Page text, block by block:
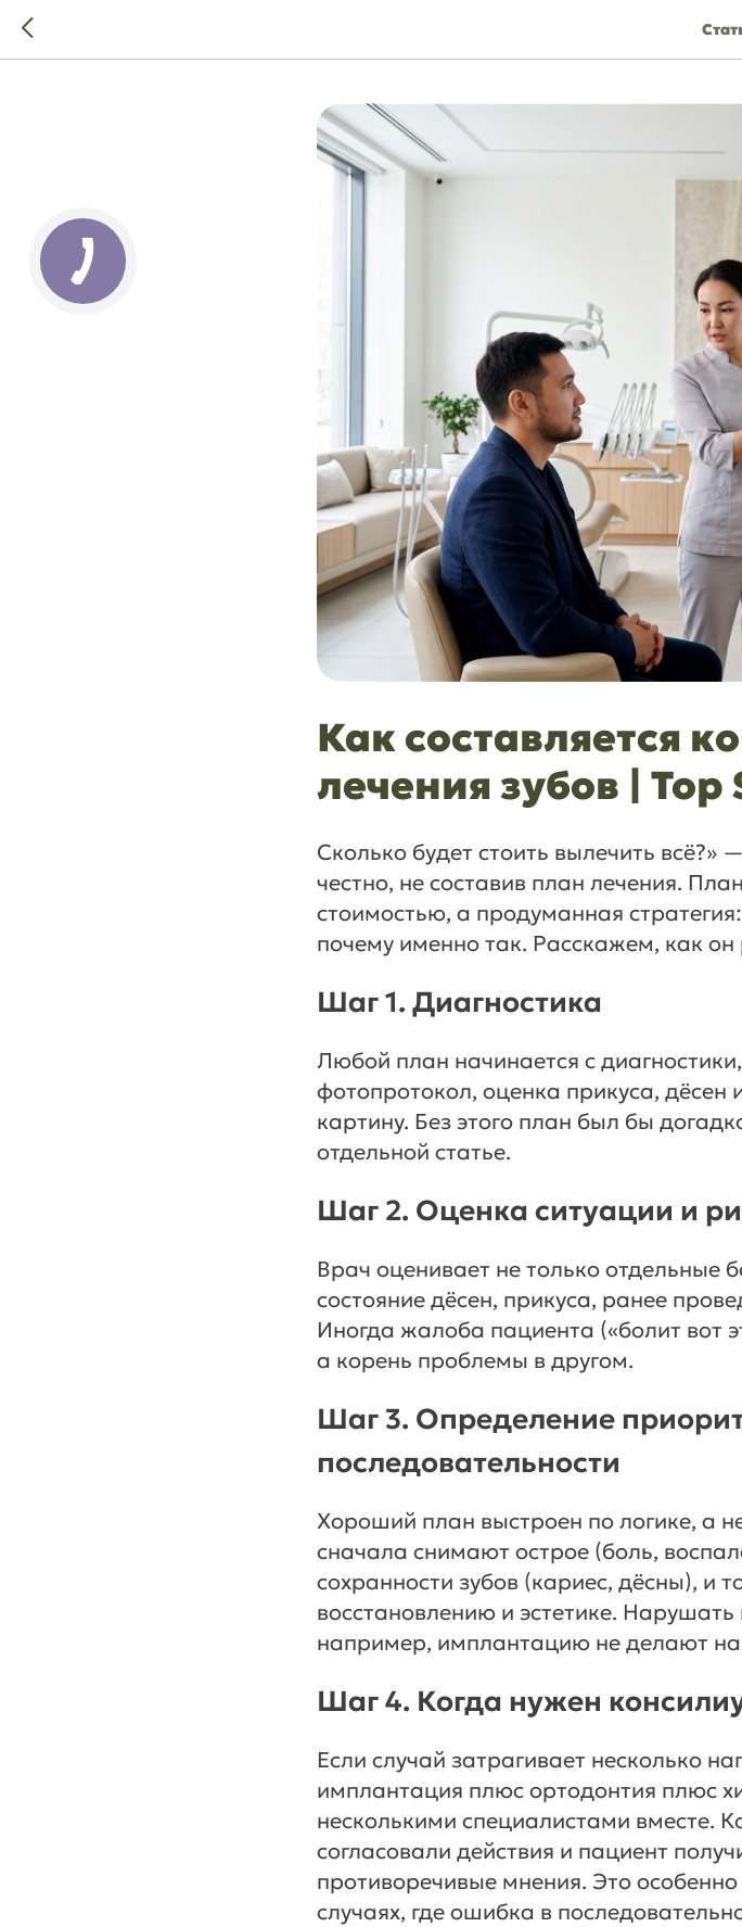
Как составляется
лечения зубов | Top
Сколько будет стоить вылечить всё?»
честно, не составив план лечения.
стоимостью, а продуманная
почему именно так. Расскажем, как
Шаг 1. Диагностика
Любой план начинается с
фотопротокол, оценка прикуса,
картину. Без этого план был бы
отдельной статье.
Шаг 2. Оценка ситуации и
Врач оценивает не только отдельные
состояние дёсен, прикуса, ранее
Иногда жалоба пациента («болит вот
а корень проблемы в другом.
Шаг 3. Определение
последовательности
Хороший план выстроен по логике, а
сначала снимают острое (боль,
сохранности зубов (кариес, дёсны), и
восстановлению и эстетике. Нарушать
например, имплантацию не делают на
Шаг 4. Когда нужен
Если случай затрагивает несколько
имплантация плюс ортодонтия плюс
несколькими специалистами вместе.
согласовали действия и пациент
противоречивые мнения. Это
случаях, где ошибка в